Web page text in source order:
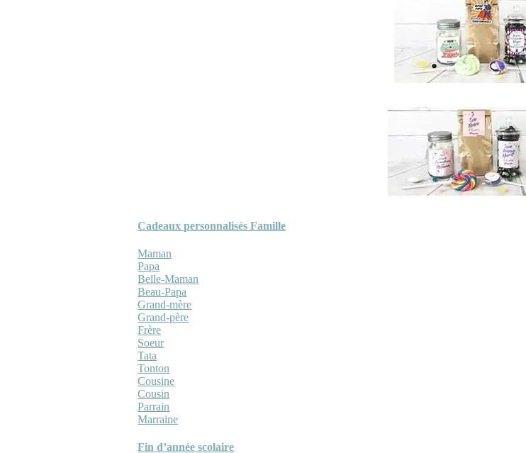
Cadeaux personnalisés Famille
Maman
Papa
Belle-Maman
Beau-Papa
Grand-mère
Grand-père
Frère
Soeur
Tata
Tonton
Cousine
Cousin
Parrain
Marraine
Fin d’année scolaire